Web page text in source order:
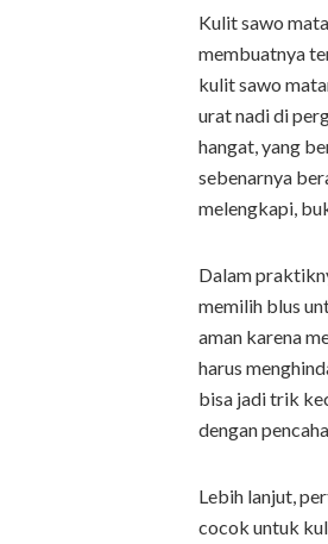
Kulit sawo
membuatnya
kulit sawo
urat nadi di
hangat, yang
sebenarnya
melengkapi,
Dalam
memilih blus
aman karena
harus
bisa jadi trik
dengan
Lebih lanjut,
cocok untuk